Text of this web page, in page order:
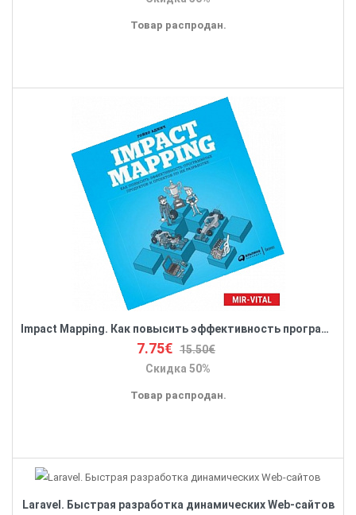
Товар распродан.
Impact Mapping. Как повысить эффективность программных продуктов и проектов по их разработке
7.75€ 15.50€
Скидка 50%
Товар распродан.
Laravel. Быстрая разработка динамических Web-сайтов